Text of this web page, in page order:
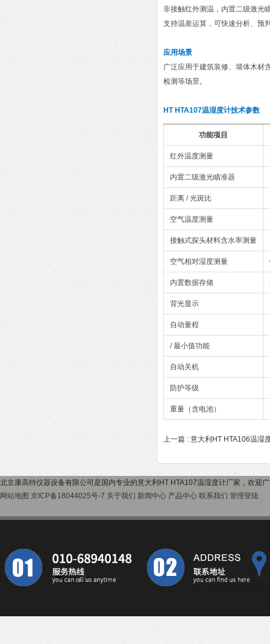
非接触红外测温，内置二级激光
支持温差运算，可快速分析、预
应用场景
广泛应用于建筑装修、墙体木材
检测等场景。
HT HTA107温湿度计技术参数
功能项目
红外温度测量
内置二级激光瞄准器
距离 / 光斑比
空气温度测量
接触式探头材料含水率测量
空气相对湿度测量
内置数据存储
背光显示
自动量程
/ 最小值功能
自动关机
防护等级
重量（含电池）
上一篇 : 意大利HT HTA106温湿
北京康高特仪器设备有限公司是国内专业的意大利HT HTA107温湿度计厂家，欢迎
网站地图 京ICP备18044025号-7 关于我们 新闻中心 产品中心 联系我们 管理登陆